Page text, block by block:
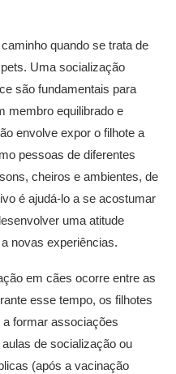
quando se trata de
Uma socialização
são fundamentais para
membro equilibrado e
envolve expor o filhote a
pessoas de diferentes
cheiros e ambientes, de
é ajudá-lo a se acostumar
uma atitude
novas experiências.
em cães ocorre entre as
esse tempo, os filhotes
formar associações
de socialização ou
(após a vacinação